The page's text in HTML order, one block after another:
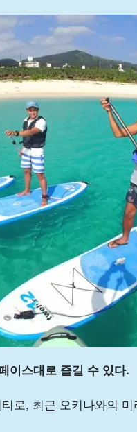
이스대로 즐길 수 있다.
로, 최근 오키나와의